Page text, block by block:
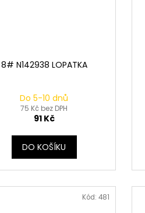
8# N142938 LOPATKA
Do 5-10 dnů
75 Kč bez DPH
91 Kč
DO KOŠÍKU
Kód: 481